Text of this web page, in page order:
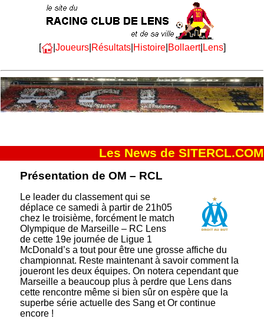
[ | Joueurs| Résultats| Histoire| Bollaert| Lens]
Les News de SITERCL.COM
Présentation de OM – RCL
Le leader du classement qui se
déplace ce samedi à partir de 21h05
chez le troisième, forcément le match
Olympique de Marseille – RC Lens
de cette 19e journée de Ligue 1
McDonald’s a tout pour être une grosse affiche du
championnat. Reste maintenant à savoir comment la
joueront les deux équipes. On notera cependant que
Marseille a beaucoup plus à perdre que Lens dans
cette rencontre même si bien sûr on espère que la
superbe série actuelle des Sang et Or continue
encore !